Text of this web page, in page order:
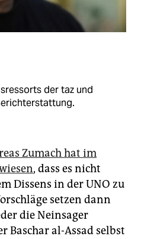
der taz und
Zumach hat im
, dass es nicht
Dissens in der UNO zu
setzen dann
die Neinsager
Baschar al-Assad selbst